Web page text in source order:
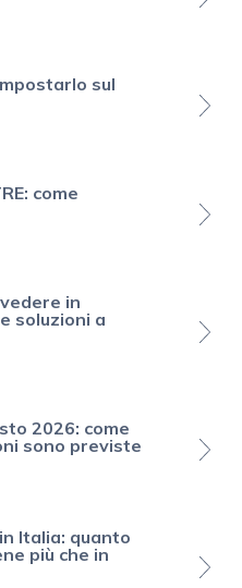
sul
come
in
soluzioni a
2026: come
sono previste
Italia: quanto
più che in